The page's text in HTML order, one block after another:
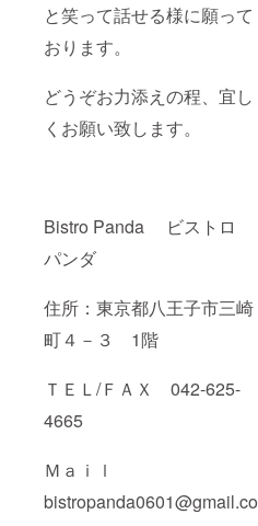
と笑って話せる様に願って
おります。
どうぞお力添えの程、宜し
くお願い致します。
Bistro Panda ビストロ
パンダ
住所：東京都八王子市三崎
町４－３ 1階
ＴＥＬ/ＦＡＸ 042-625-
4665
Ｍａｉｌ
bistropanda0601@gmail.co